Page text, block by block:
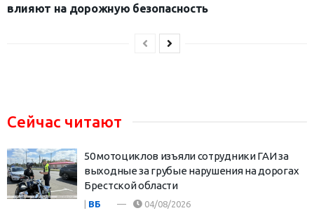
влияют на дорожную безопасность
Сейчас читают
50 мотоциклов изъяли сотрудники ГАИ за
выходные за грубые нарушения на дорогах
Брестской области
ВБ 04/08/2026